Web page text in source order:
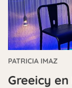
PATRICIA IMAZ
Greeicy